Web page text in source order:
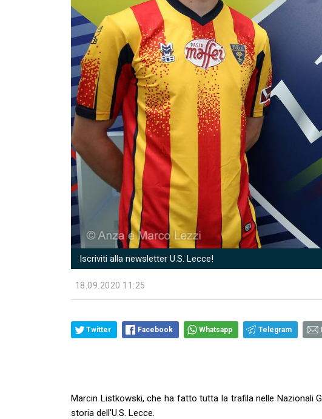
Iscriviti alla newsletter U.S. Lecce!
18.09.2020 11:25
Twitter Facebook Whatsapp Telegram
Marcin Listkowski, che ha fatto tutta la trafila nelle Nazionali
storia dell'U.S. Lecce.